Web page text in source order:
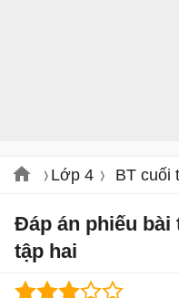
Lớp 4 BT cuối
Đáp án phiếu bài
tập hai